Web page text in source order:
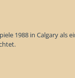
1988 in Calgary als